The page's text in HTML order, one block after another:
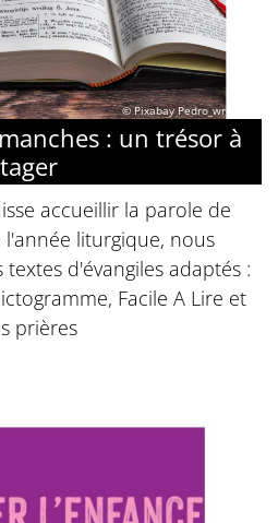
© Pixabay Pedro_wroclaw
: un trésor à
accueillir la parole de
liturgique, nous
d'évangiles adaptés :
Facile A Lire et
prières